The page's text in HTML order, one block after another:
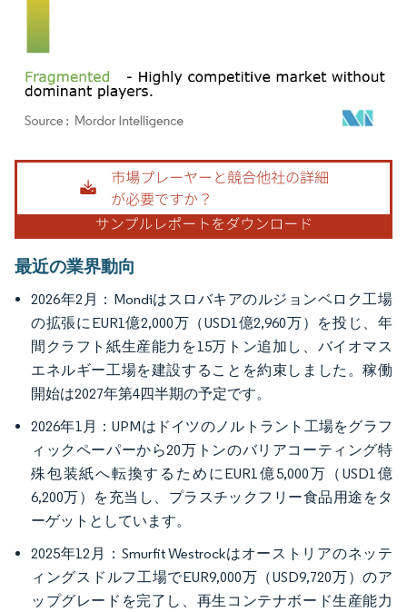
画像 © Mordor Intelligence。再利用にはCC BY 4.0の表示が必要です。
最近の業界動向
2026年2月：Mondiはスロバキアのルジョンベロク工場
の拡張にEUR1億2,000万（USD1億2,960万）を投じ、年
間クラフト紙生産能力を15万トン追加し、バイオマス
エネルギー工場を建設することを約束しました。稼働
開始は2027年第4四半期の予定です。
2026年1月：UPMはドイツのノルトラント工場をグラフ
ィックペーパーから20万トンのバリアコーティング特
殊包装紙へ転換するためにEUR1億5,000万（USD1億
6,200万）を充当し、プラスチックフリー食品用途をタ
ーゲットとしています。
2025年12月：Smurfit Westrockはオーストリアのネッテ
ィングスドルフ工場でEUR9,000万（USD9,720万）のア
ップグレードを完了し、再生コンテナボード生産能力